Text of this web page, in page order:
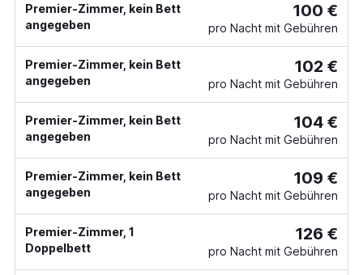
Premier-Zimmer, kein Bett
angegeben
100 €
pro Nacht mit Gebühren
Premier-Zimmer, kein Bett
angegeben
102 €
pro Nacht mit Gebühren
Premier-Zimmer, kein Bett
angegeben
104 €
pro Nacht mit Gebühren
Premier-Zimmer, kein Bett
angegeben
109 €
pro Nacht mit Gebühren
Premier-Zimmer, 1
Doppelbett
126 €
pro Nacht mit Gebühren